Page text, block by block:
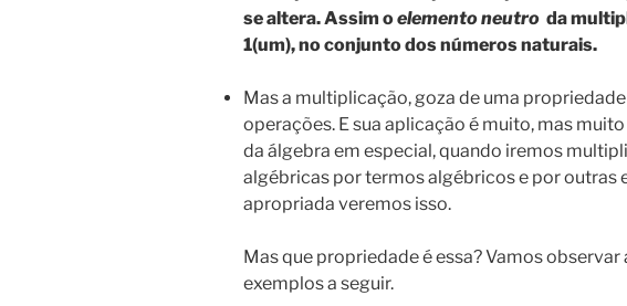
se altera. Assim oelemento neutro da
1(um), no conjunto dos números naturais.
Mas a multiplicação, goza de uma
operações. E sua aplicação é muito, mas
da álgebra em especial, quando iremos
algébricas por termos algébricos e por outras
apropriada veremos isso.
Mas que propriedade é essa? Vamos
exemplos a seguir.